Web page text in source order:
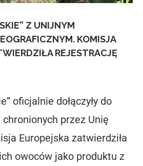
Z UNIJNYM
KOMISJA
REJESTRACJĘ
oficjalnie dołączyły do
przez Unię
Europejska zatwierdziła
owoców jako produktu z